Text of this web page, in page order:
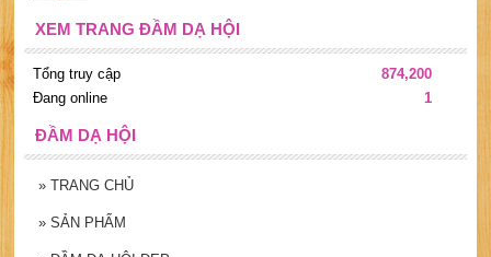
XEM TRANG ĐẦM DẠ HỘI
Tổng truy cập
874,200
Đang online
1
ĐẦM DẠ HỘI
» TRANG CHỦ
» SẢN PHẨM